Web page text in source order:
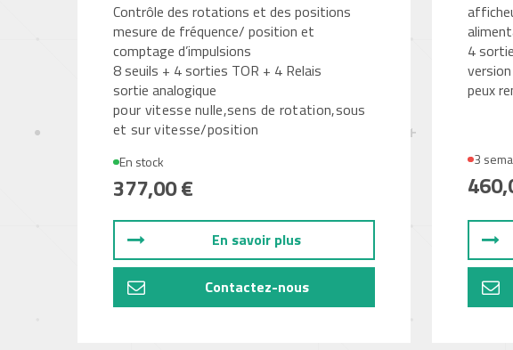
Contrôle des rotations et des positions
mesure de fréquence/ position et
comptage d’impulsions
8 seuils + 4 sorties TOR + 4 Relais
sortie analogique
pour vitesse nulle,sens de rotation,sous
et sur vitesse/position
En stock
377,00 €
En savoir plus
Contactez-nous
4
peux
3